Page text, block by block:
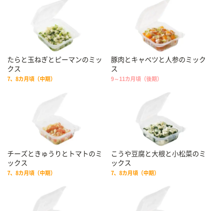
たらと玉ねぎとピーマンのミッ
クス
7、8カ月頃（中期）
豚肉とキャベツと人参のミック
ス
9～11カ月頃（後期）
チーズときゅうりとトマトのミ
ックス
7、8カ月頃（中期）
こうや豆腐と大根と小松菜のミ
ックス
7、8カ月頃（中期）